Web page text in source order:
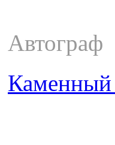
Автограф
Каменный